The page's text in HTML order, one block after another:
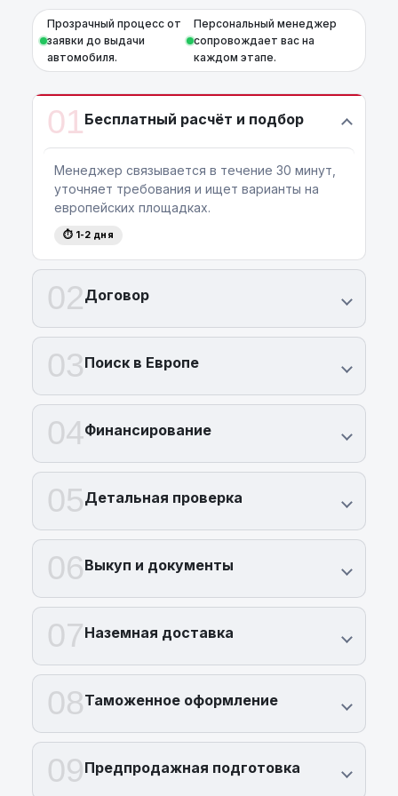
Прозрачный процесс от
заявки до выдачи
автомобиля.
Персональный менеджер
сопровождает вас на
каждом этапе.
01Бесплатный расчёт и подбор
Менеджер связывается в течение 30 минут,
уточняет требования и ищет варианты на
европейских площадках.
⏱ 1-2 дня
02Договор
03Поиск в Европе
04Финансирование
05Детальная проверка
06Выкуп и документы
07Наземная доставка
08Таможенное оформление
09Предпродажная подготовка